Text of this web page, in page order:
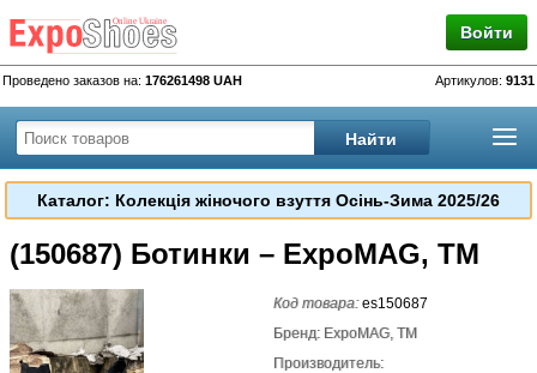
Войти
Проведено заказов на: 176261498 UAH Артикулов: 9131
Каталог: Колекція жіночого взуття Осінь-Зима 2025/26
(150687) Ботинки – ExpoMAG, TM
Код товара:es150687
Бренд: ExpoMAG, TM
Производитель: